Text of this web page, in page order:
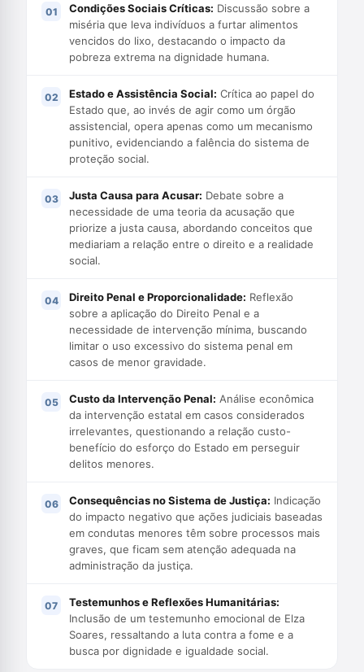
Condições Sociais Críticas: Discussão sobre a
miséria que leva indivíduos a furtar alimentos
vencidos do lixo, destacando o impacto da
pobreza extrema na dignidade humana.
Estado e Assistência Social: Crítica ao papel do
Estado que, ao invés de agir como um órgão
assistencial, opera apenas como um mecanismo
punitivo, evidenciando a falência do sistema de
proteção social.
Justa Causa para Acusar: Debate sobre a
necessidade de uma teoria da acusação que
priorize a justa causa, abordando conceitos que
mediariam a relação entre o direito e a realidade
social.
Direito Penal e Proporcionalidade: Reflexão
sobre a aplicação do Direito Penal e a
necessidade de intervenção mínima, buscando
limitar o uso excessivo do sistema penal em
casos de menor gravidade.
Custo da Intervenção Penal: Análise econômica
da intervenção estatal em casos considerados
irrelevantes, questionando a relação custo-
benefício do esforço do Estado em perseguir
delitos menores.
Consequências no Sistema de Justiça: Indicação
do impacto negativo que ações judiciais baseadas
em condutas menores têm sobre processos mais
graves, que ficam sem atenção adequada na
administração da justiça.
Testemunhos e Reflexões Humanitárias:
Inclusão de um testemunho emocional de Elza
Soares, ressaltando a luta contra a fome e a
busca por dignidade e igualdade social.